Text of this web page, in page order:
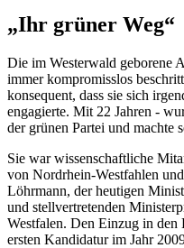
„Ihr grüner Weg“
Die im Westerwald geborene
immer kompromisslos
konsequent, dass sie sich
engagierte. Mit 22 Jahren -
der grünen Partei und machte
Sie war wissenschaftliche
von Nordrhein-Westfahlen
Löhrmann, der heutigen
und stellvertretenden
Westfalen. Den Einzug in den
ersten Kandidatur im Jahr